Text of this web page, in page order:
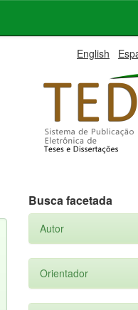
English
Busca facetada
Autor
Orientador